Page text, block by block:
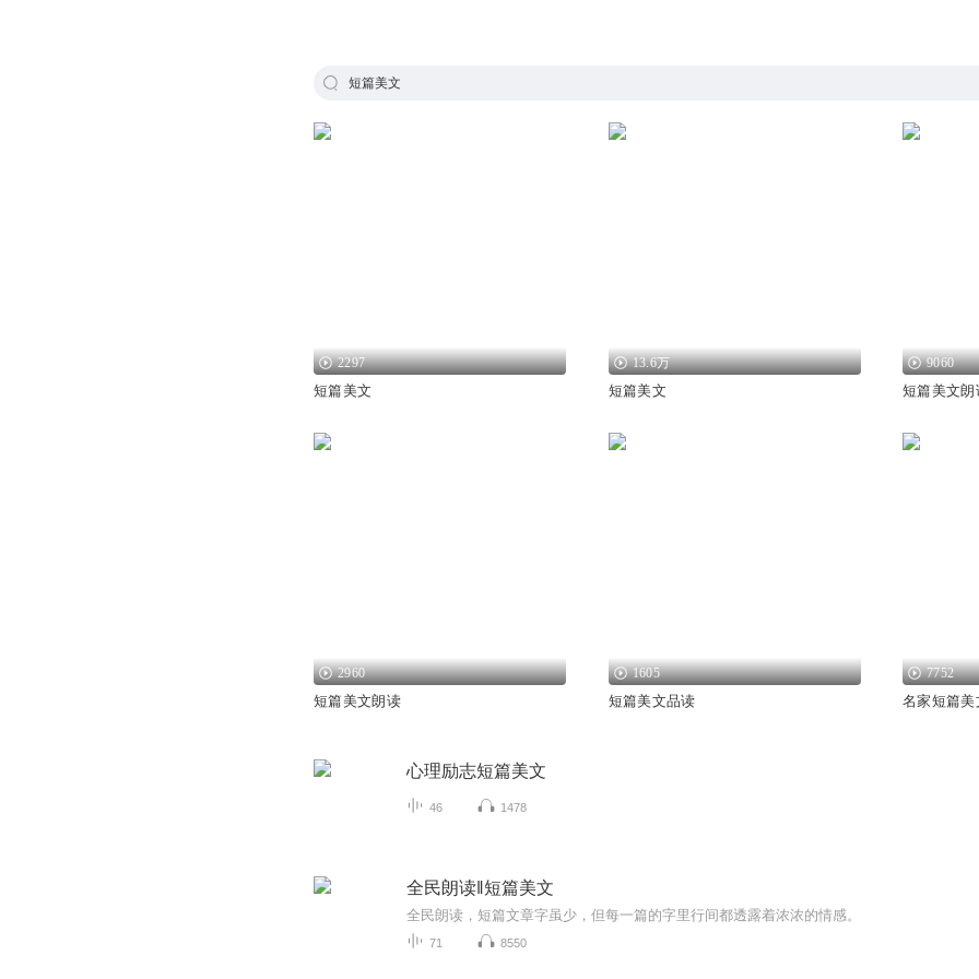
短篇美文
2297
短篇美文
13.6万
短篇美文
9060
短篇美文朗
2960
短篇美文朗读
1605
短篇美文品读
7752
名家短篇美
心理励志短篇美文
46 1478
全民朗读‖短篇美文
全民朗读，短篇文章字虽少，但每一篇的字里行间都透露着浓浓的情感。
71 8550